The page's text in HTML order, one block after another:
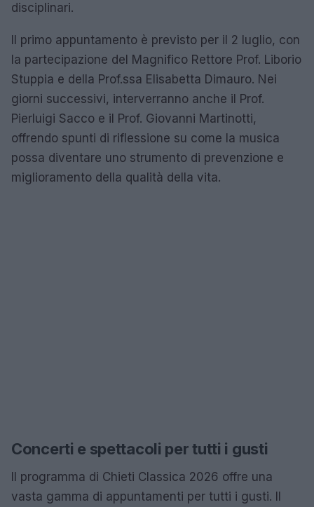
disciplinari.
Il primo appuntamento è previsto per il 2 luglio, con
la partecipazione del Magnifico Rettore Prof. Liborio
Stuppia e della Prof.ssa Elisabetta Dimauro. Nei
giorni successivi, interverranno anche il Prof.
Pierluigi Sacco e il Prof. Giovanni Martinotti,
offrendo spunti di riflessione su come la musica
possa diventare uno strumento di prevenzione e
miglioramento della qualità della vita.
Concerti e spettacoli per tutti i gusti
Il programma di Chieti Classica 2026 offre una
vasta gamma di appuntamenti per tutti i gusti. Il